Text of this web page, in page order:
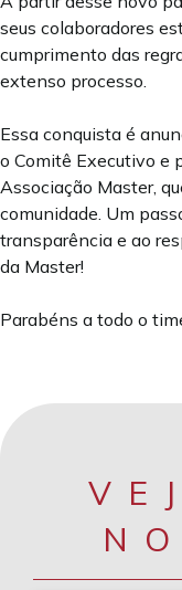
seus colaboradores
cumprimento das
extenso processo.
Essa conquista é
o Comitê Executivo e
Associação Master,
comunidade. Um
transparência e ao
da Master!
Parabéns a todo o